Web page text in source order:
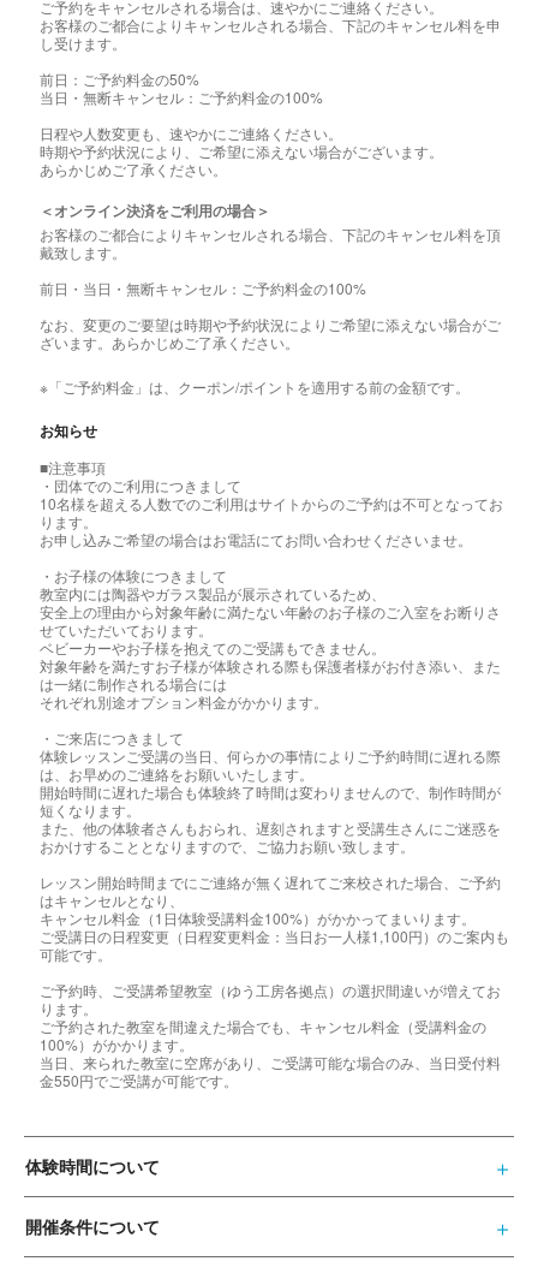
ご予約をキャンセルされる場合は、速やかにご連絡ください。
お客様のご都合によりキャンセルされる場合、下記のキャンセル料を申
し受けます。
前日：ご予約料金の50%
当日・無断キャンセル：ご予約料金の100%
日程や人数変更も、速やかにご連絡ください。
時期や予約状況により、ご希望に添えない場合がございます。
あらかじめご了承ください。
＜オンライン決済をご利用の場合＞
お客様のご都合によりキャンセルされる場合、下記のキャンセル料を頂
戴致します。
前日・当日・無断キャンセル：ご予約料金の100%
なお、変更のご要望は時期や予約状況によりご希望に添えない場合がご
ざいます。あらかじめご了承ください。
※「ご予約料金」は、クーポン/ポイントを適用する前の金額です。
お知らせ
■注意事項
・団体でのご利用につきまして
10名様を超える人数でのご利用はサイトからのご予約は不可となってお
ります。
お申し込みご希望の場合はお電話にてお問い合わせくださいませ。
・お子様の体験につきまして
教室内には陶器やガラス製品が展示されているため、
安全上の理由から対象年齢に満たない年齢のお子様のご入室をお断りさ
せていただいております。
ベビーカーやお子様を抱えてのご受講もできません。
対象年齢を満たすお子様が体験される際も保護者様がお付き添い、また
は一緒に制作される場合には
それぞれ別途オプション料金がかかります。
・ご来店につきまして
体験レッスンご受講の当日、何らかの事情によりご予約時間に遅れる際
は、お早めのご連絡をお願いいたします。
開始時間に遅れた場合も体験終了時間は変わりませんので、制作時間が
短くなります。
また、他の体験者さんもおられ、遅刻されますと受講生さんにご迷惑を
おかけすることとなりますので、ご協力お願い致します。
レッスン開始時間までにご連絡が無く遅れてご来校された場合、ご予約
はキャンセルとなり、
キャンセル料金（1日体験受講料金100%）がかかってまいります。
ご受講日の日程変更（日程変更料金：当日お一人様1,100円）のご案内も
可能です。
ご予約時、ご受講希望教室（ゆう工房各拠点）の選択間違いが増えてお
ります。
ご予約された教室を間違えた場合でも、キャンセル料金（受講料金の
100%）がかかります。
当日、来られた教室に空席があり、ご受講可能な場合のみ、当日受付料
金550円でご受講が可能です。
体験時間について
開催条件について